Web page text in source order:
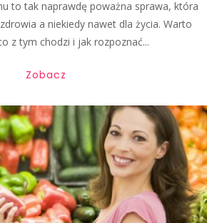
to tak naprawdę poważna sprawa, która
a niekiedy nawet dla życia. Warto
z tym chodzi i jak rozpoznać...
Zobacz